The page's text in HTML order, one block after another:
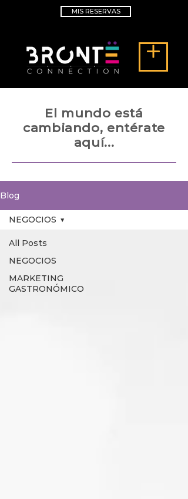
MIS RESERVAS
El mundo está
cambiando, entérate
aquí...
Blog
All Posts
NEGOCIOS
MARKETING
GASTRONÓMICO
NEGOCIOS